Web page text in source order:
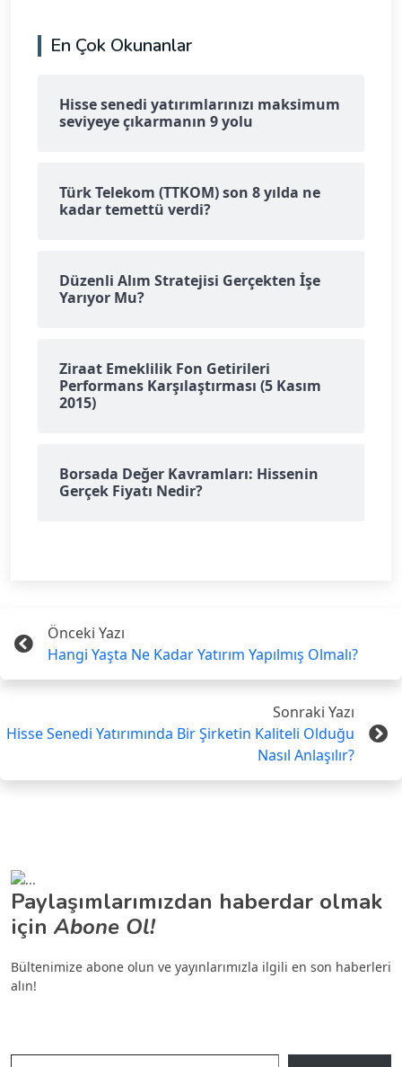
En Çok Okunanlar
Hisse senedi yatırımlarınızı maksimum
seviyeye çıkarmanın 9 yolu
Türk Telekom (TTKOM) son 8 yılda ne
kadar temettü verdi?
Düzenli Alım Stratejisi Gerçekten İşe
Yarıyor Mu?
Ziraat Emeklilik Fon Getirileri
Performans Karşılaştırması (5 Kasım
2015)
Borsada Değer Kavramları: Hissenin
Gerçek Fiyatı Nedir?
Önceki Yazı
Hangi Yaşta Ne Kadar Yatırım Yapılmış Olmalı?
Sonraki Yazı
Hisse Senedi Yatırımında Bir Şirketin Kaliteli Olduğu
Nasıl Anlaşılır?
Paylaşımlarımızdan haberdar olmak
için Abone Ol!
Bültenimize abone olun ve yayınlarımızla ilgili en son haberleri
alın!
E-postanızı yazın…